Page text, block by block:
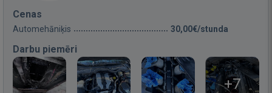
Cenas
Automehāniķis 30,00€/stunda
Darbu piemēri
+7